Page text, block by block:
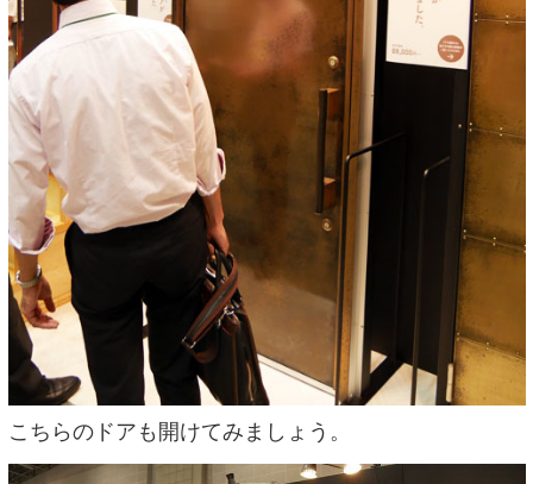
こちらのドアも開けてみましょう。